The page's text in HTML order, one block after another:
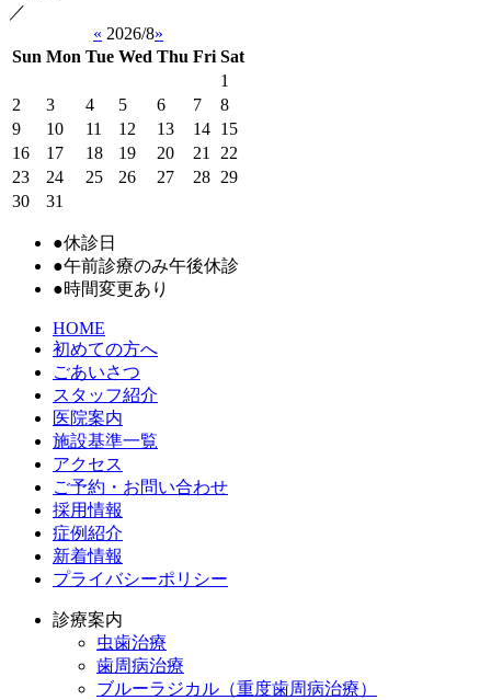
／
« 2026/8»
Sun Mon Tue Wed Thu Fri Sat
1
2
3 4 5 6 7
8
9
10 11 12 13 14 15
16
17 18 19 20 21
22
23
24 25 26 27 28 29
30
31
●休診日
●午前診療のみ午後休診
●時間変更あり
HOME
初めての方へ
ごあいさつ
スタッフ紹介
医院案内
施設基準一覧
アクセス
ご予約・お問い合わせ
採用情報
症例紹介
新着情報
プライバシーポリシー
診療案内
虫歯治療
歯周病治療
ブルーラジカル（重度歯周病治療）